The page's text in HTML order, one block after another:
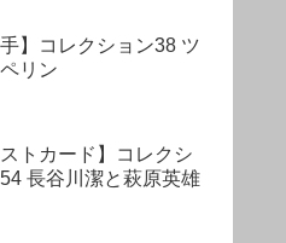
手】コレクション38 ツ
リン
ストカード】コレクシ
54 長谷川潔と萩原英雄